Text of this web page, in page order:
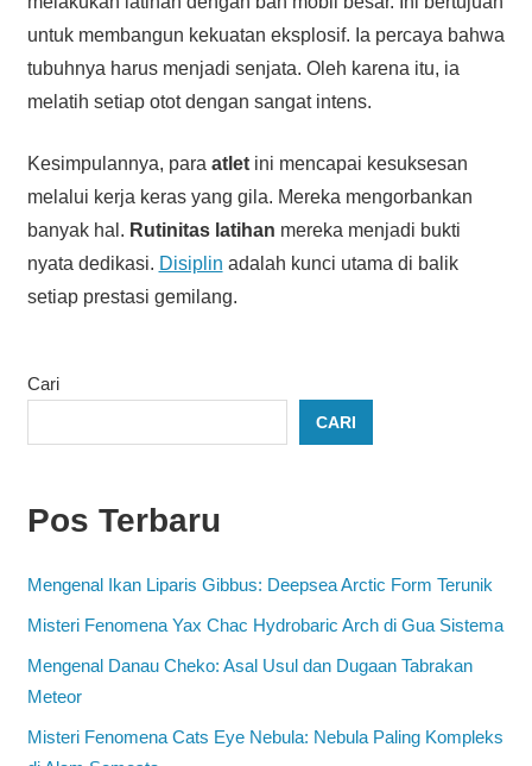
untuk membangun kekuatan eksplosif. Ia percaya bahwa
tubuhnya harus menjadi senjata. Oleh karena itu, ia
melatih setiap otot dengan sangat intens.
Kesimpulannya, para atletini mencapai kesuksesan
melalui kerja keras yang gila. Mereka mengorbankan
banyak hal. Rutinitas latihan mereka menjadi bukti
nyata dedikasi. Disiplin adalah kunci utama di balik
setiap prestasi gemilang.
Cari
CARI
Pos Terbaru
Mengenal Ikan Liparis Gibbus: Deepsea Arctic Form Terunik
Misteri Fenomena Yax Chac Hydrobaric Arch di Gua Sistema
Mengenal Danau Cheko: Asal Usul dan Dugaan Tabrakan
Meteor
Misteri Fenomena Cats Eye Nebula: Nebula Paling Kompleks